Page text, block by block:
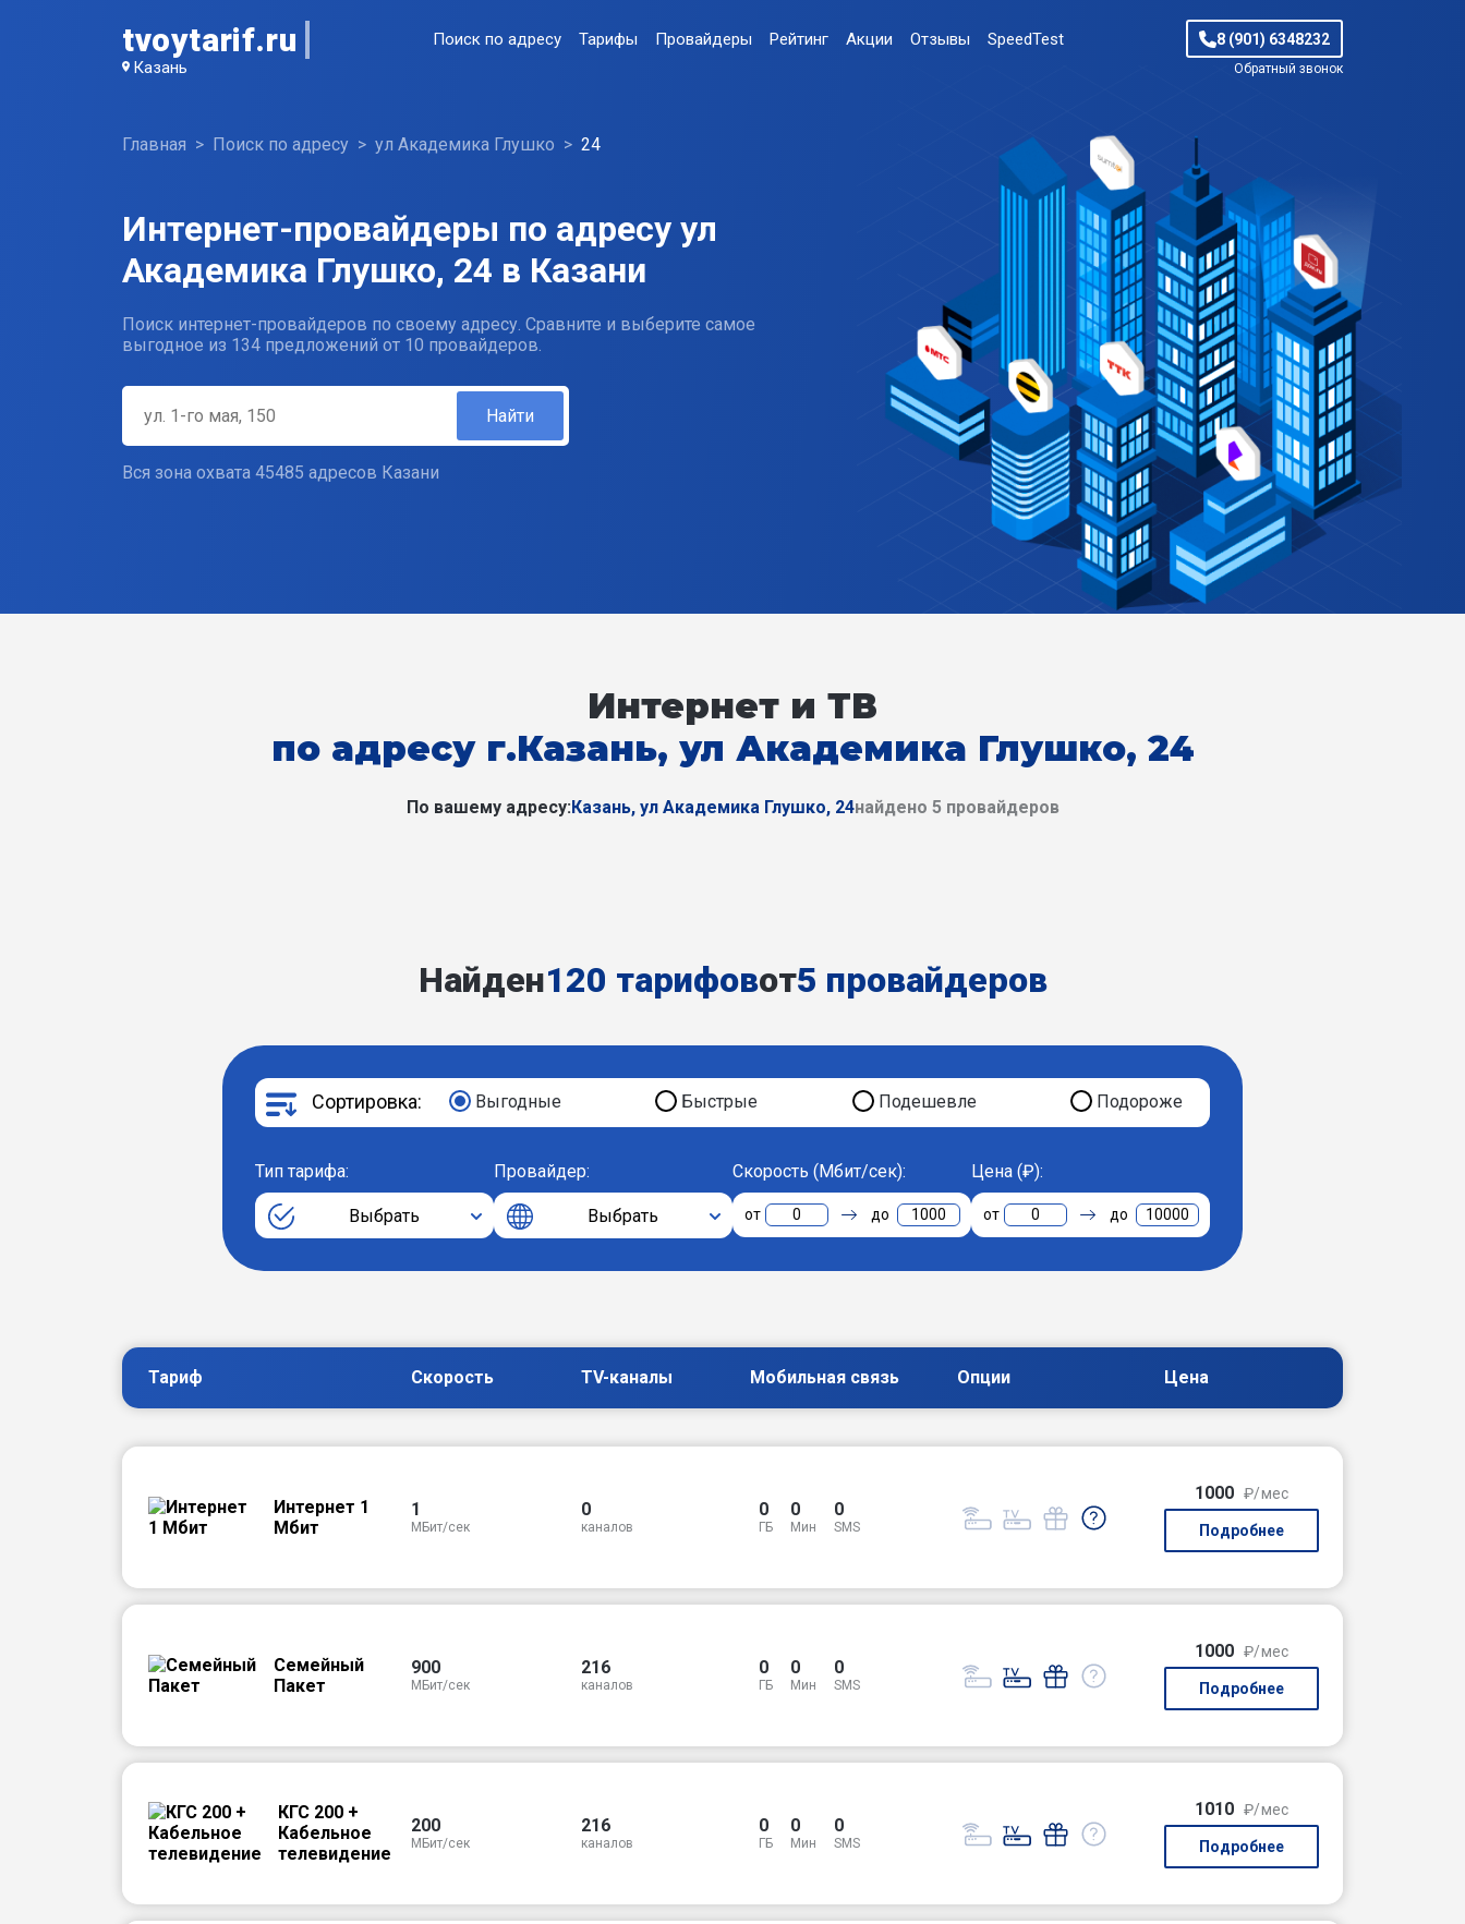
tvoytarif.ru
Казань
Поиск по адресу Тарифы Провайдеры Рейтинг Акции Отзывы SpeedTest 8 (901) 6348232
Обратный звонок
Главная Поиск по адресу ул Академика Глушко 24
Интернет-провайдеры по адресу ул
Академика Глушко, 24 в Казани
Поиск интернет-провайдеров по своему адресу. Сравните и выберите самое
выгодное из 134 предложений от 10 провайдеров.
Найти
Вся зона охвата 45485 адресов Казани
Интернет и ТВ
по адресу г.Казань, ул Академика Глушко, 24
По вашему адресу: Казань, ул Академика Глушко, 24найдено 5 провайдеров
Найден120 тарифовот5 провайдеров
Сортировка: Выгодные Быстрые Подешевле Подороже
Тип тарифа:
Выбрать
Провайдер:
Выбрать
Скорость (Мбит/сек):
0 1000
Цена (₽):
0 10000
Тариф Скорость TV-каналы Мобильная связь Опции Цена
Интернет 1
Мбит
1
МБит/сек
0
каналов
0
ГБ
0
Мин
0
SMS
1000 ₽/мес
Подробнее
Семейный
Пакет
900
МБит/сек
216
каналов
0
ГБ
0
Мин
0
SMS
1000 ₽/мес
Подробнее
КГС 200 +
Кабельное
телевидение
200
МБит/сек
216
каналов
0
ГБ
0
Мин
0
SMS
1010 ₽/мес
Подробнее